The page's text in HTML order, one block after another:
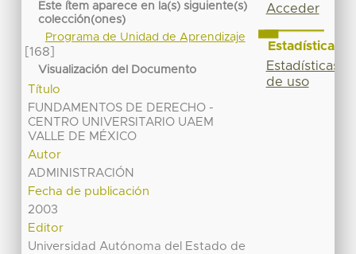
Este ítem aparece en la(s) siguiente(s)
colección(ones)
Programa de Unidad de Aprendizaje
[168]
Visualización del Documento
Título
FUNDAMENTOS DE DERECHO -
CENTRO UNIVERSITARIO UAEM
VALLE DE MÉXICO
Autor
ADMINISTRACIÓN
Fecha de publicación
2003
Editor
Universidad Autónoma del Estado de
Acceder
Estadísticas
Estadísticas
de uso